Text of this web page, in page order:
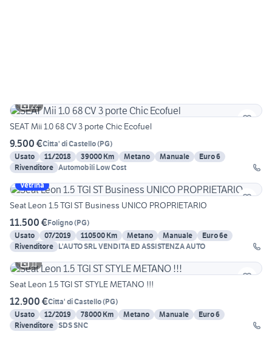
22
SEAT Mii 1.0 68 CV 3 porte Chic Ecofuel
9.500 €Citta' di Castello(PG)
Usato
11/2018 39000 Km Metano Manuale
Euro 6
Rivenditore Automobili Low Cost
Vetrina
Seat Leon 1.5 TGI ST Business UNICO PROPRIETARIO
11.500 €Foligno(PG)
Usato
07/2019 110500 Km Metano Manuale
Euro 6e
Rivenditore L'AUTO SRL VENDITA ED ASSISTENZA AUTO
11
Seat Leon 1.5 TGI ST STYLE METANO !!!
12.900 €Citta' di Castello(PG)
Usato
12/2019 78000 Km Metano Manuale
Euro 6
Rivenditore SDS SNC